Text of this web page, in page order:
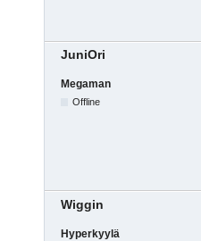
JuniOri
Megaman
Offline
Wiggin
Hyperkyylä